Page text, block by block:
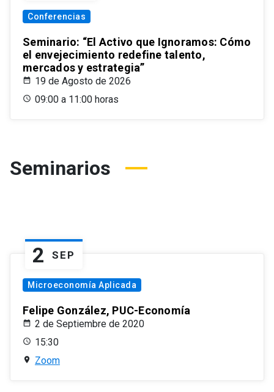
Conferencias
Seminario: “El Activo que Ignoramos: Cómo
el envejecimiento redefine talento,
mercados y estrategia”
19 de Agosto de 2026
09:00 a 11:00 horas
Seminarios
2 SEP
Microeconomía Aplicada
Felipe González, PUC-Economía
2 de Septiembre de 2020
15:30
Zoom